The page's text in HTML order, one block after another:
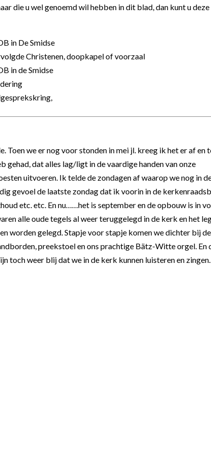
die u wel genoemd wil hebben in dit blad, dan kunt u deze
in De Smidse
Christenen, doopkapel of voorzaal
in de Smidse
we er nog voor stonden in mei jl. kreeg ik het er af en
gehad, dat alles lag/ligt in de vaardige handen van onze
uitvoeren. Ik telde de zondagen af waarop we nog in
gevoel de laatste zondag dat ik voorin in de
etc. etc. En nu……het is september en de opbouw is in
alle oude tegels al weer teruggelegd in de kerk en het
worden gelegd. Stapje voor stapje komen we dichter bij
preekstoel en ons prachtige Bätz-Witte orgel. En
toch weer blij dat we in de kerk kunnen luisteren en zingen.